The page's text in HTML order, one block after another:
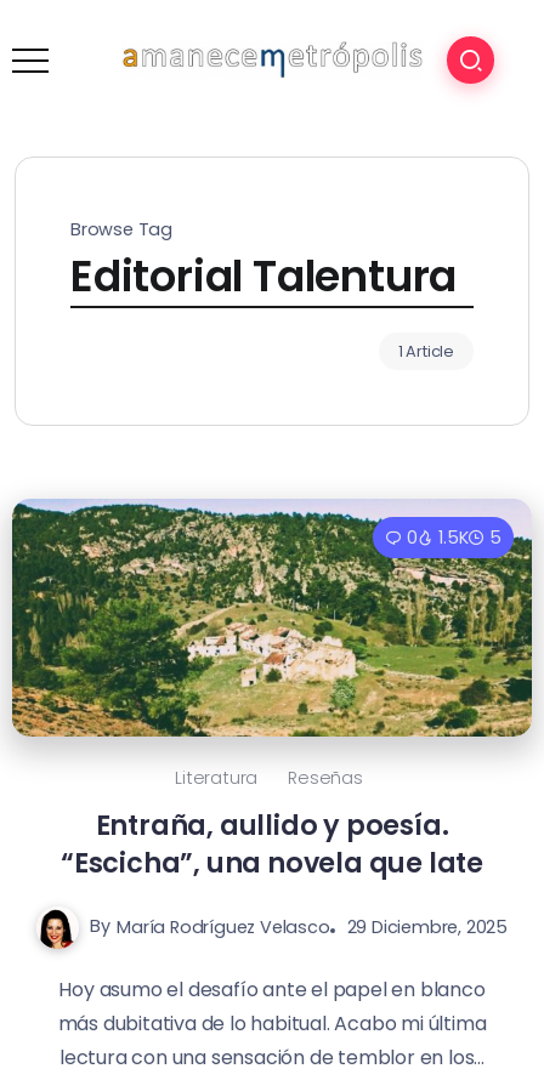
Browse Tag
Editorial Talentura
1 Article
0 1.5K 5
Literatura Reseñas
Entraña, aullido y poesía.
“Escicha”, una novela que late
By María Rodríguez Velasco 29 Diciembre, 2025
Hoy asumo el desafío ante el papel en blanco
más dubitativa de lo habitual. Acabo mi última
lectura con una sensación de temblor en los...